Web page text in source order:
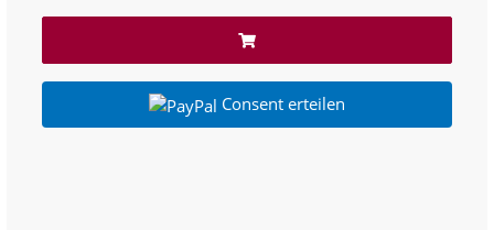
Consent erteilen